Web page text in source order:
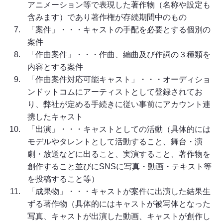
アニメーション等で表現した著作物（名称や設定も
含みます）であり著作権が存続期間中のもの
「案件」・・・キャストの手配を必要とする個別の
案件
「作曲案件」・・・作曲、編曲及び作詞の３種類を
内容とする案件
「作曲案件対応可能キャスト」・・・オーディショ
ンドットコムにアーティストとして登録されてお
り、弊社が定める手続きに従い事前にアカウント連
携したキャスト
「出演」・・・キャストとしての活動（具体的には
モデルやタレントとして活動すること、舞台・演
劇・放送などに出ること、実演すること、著作物を
創作すること並びにSNSに写真・動画・テキスト等
を投稿すること等）
「成果物」・・・キャストが案件に出演した結果生
ずる著作物（具体的にはキャストが被写体となった
写真、キャストが出演した動画、キャストが創作し